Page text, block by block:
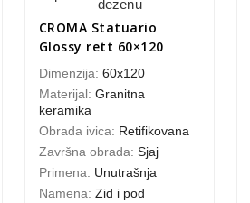
CROMA Statuario
Glossy rett 60×120
Dimenzija: 60x120
Materijal: Granitna
keramika
Obrada ivica: Retifikovana
Završna obrada: Sjaj
Primena: Unutrašnja
Namena: Zid i pod